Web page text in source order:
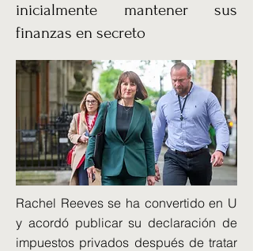
inicialmente mantener sus
finanzas en secreto
Rachel Reeves se ha convertido en U
y acordó publicar su declaración de
impuestos privados después de tratar